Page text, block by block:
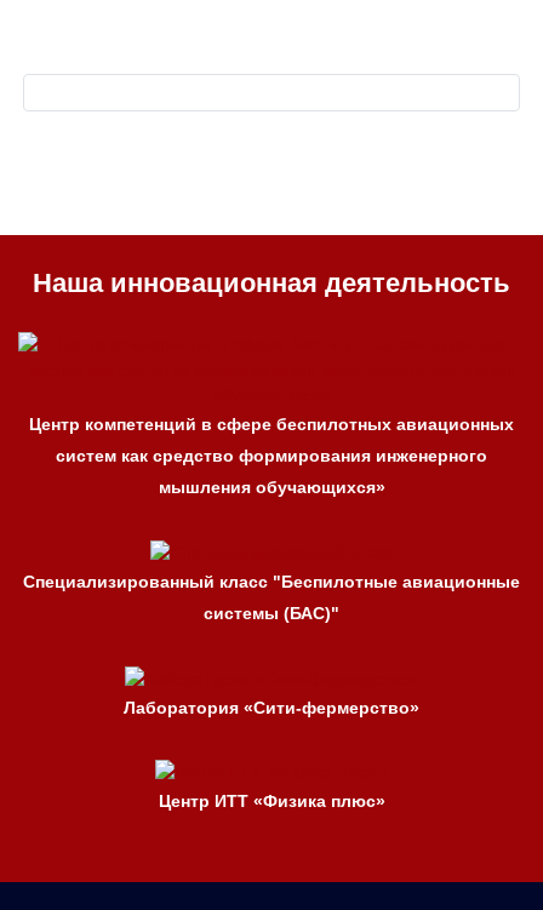
Наша инновационная деятельность
Центр компетенций в сфере беспилотных авиационных
систем как средство формирования инженерного
мышления обучающихся»
Специализированный класс "Беспилотные авиационные
системы (БАС)"
Лаборатория «Сити-фермерство»
Центр ИТТ «Физика плюс»